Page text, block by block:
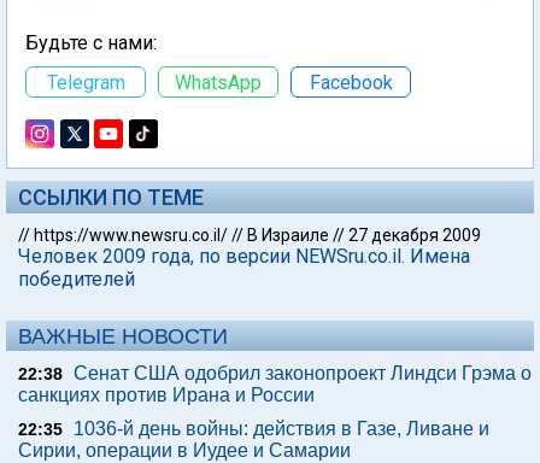
Будьте с нами:
Telegram
WhatsApp Facebook
ССЫЛКИ ПО ТЕМЕ
// https://www.newsru.co.il/// В Израиле //27 декабря 2009
Человек 2009 года, по версии NEWSru.co.il. Имена
победителей
ВАЖНЫЕ НОВОСТИ
22:38 Сенат США одобрил законопроект Линдси Грэма о
санкциях против Ирана и России
22:35
1036-й день войны: действия в Газе, Ливане и
Сирии, операции в Иудее и Самарии